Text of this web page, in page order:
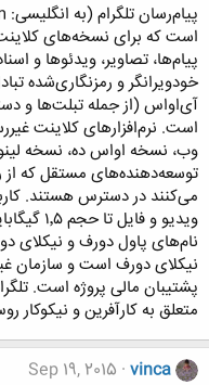
است که برای نسخه‌های کلاینت
پیام‌ها، تصاویر، ویدئوها و
خودویرانگر و رمزنگاری‌شده
آی‌اواس (از جمله تبلت‌ها و
است. نرم‌افزارهای کلاینت
وب، نسخه اواس ده، نسخه
توسعه‌دهنده‌های مستقل که از
می‌کنند در دسترس هستند.
ویدیو و
نام‌های پاول دورف و نیکلای
نیکلای دورف است و سازمان
پشتیبان مالی پروژه است.
متعلق به کارآفرین و
vinca
Sep 19, 2015